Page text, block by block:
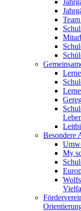
Besondere
My